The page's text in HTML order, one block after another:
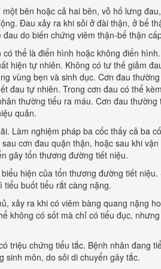
bên hoặc cả hai bên, vỗ hố lưng
Đau xảy ra khi sỏi ở đài thận, ở bể
do biến chứng viêm thận-bể thận
thể là điển hình hoặc không điển
hiện tự nhiên. Không có tư thế giảm
vùng bẹn và sinh dục. Cơn đau
đau tự nhiên. Trong cơn đau có thể
thường tiểu ra máu. Cơn đau thường
quản.
Làm nghiệm pháp ba cốc thấy cả ba
cơn đau quặn thận, hoặc sau khi
gây tổn thương đường tiết niệu.
hiện của tổn thương đường tiết
buốt tiểu rắt càng nặng.
xảy ra khi có viêm bàng quang nặng
không có sốt mà chỉ có tiểu đục,
triệu chứng tiểu tắc. Bệnh nhân đang
sinh môn, do sỏi di chuyển gây tắc.